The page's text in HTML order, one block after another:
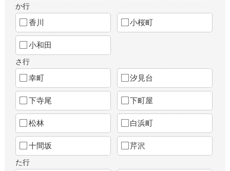
か行
香川 小桜町
小和田
さ行
幸町 汐見台
下寺尾 下町屋
松林 白浜町
十間坂 芹沢
た行